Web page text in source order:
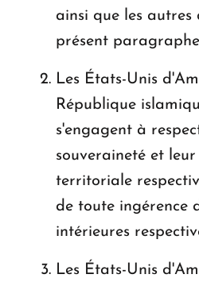
ainsi que les autres
présent
Les États-Unis
République
s'engagent à
souveraineté et
territoriale
de toute ingérence
intérieures
Les États-Unis